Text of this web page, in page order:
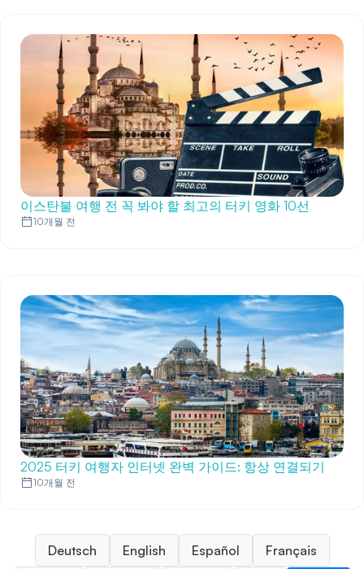
이스탄불 여행 전 꼭 봐야 할 최고의 터키 영화 10선
10개월 전
2025 터키 여행자 인터넷 완벽 가이드: 항상 연결되기
10개월 전
Deutsch English Español
Français